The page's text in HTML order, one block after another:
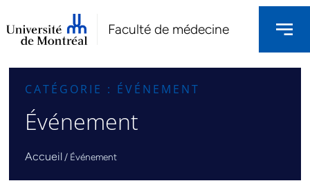
Faculté de médecine
CATÉGORIE : ÉVÉNEMENT
Événement
Accueil / Événement